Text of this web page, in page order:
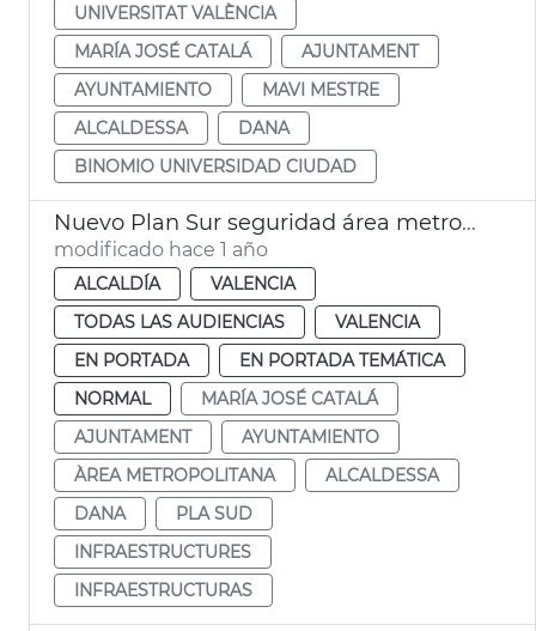
UNIVERSITAT VALÈNCIA
MARÍA JOSÉ CATALÁ
AJUNTAMENT
AYUNTAMIENTO
MAVI MESTRE
ALCALDESSA
DANA
BINOMIO UNIVERSIDAD CIUDAD
Nuevo Plan Sur seguridad área metropolitana València
modificado hace 1 año
ALCALDÍA
VALENCIA
TODAS LAS AUDIENCIAS
VALENCIA
EN PORTADA
EN PORTADA TEMÁTICA
NORMAL
MARÍA JOSÉ CATALÁ
AJUNTAMENT
AYUNTAMIENTO
ÀREA METROPOLITANA
ALCALDESSA
DANA
PLA SUD
INFRAESTRUCTURES
INFRAESTRUCTURAS